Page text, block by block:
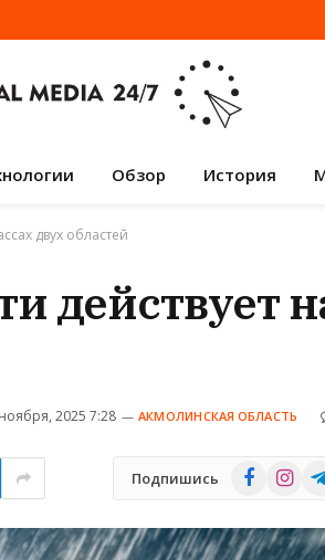
Обзор История
двух областей
действует
2025 7:28 АКМОЛИНСКАЯ ОБЛАСТЬ
Подпишись Facebook